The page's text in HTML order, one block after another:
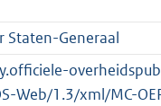
Staten-Generaal
Web/1.3/xml/MC-